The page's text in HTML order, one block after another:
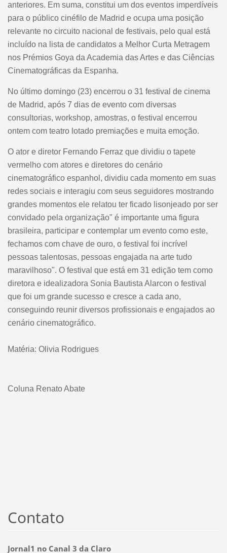
anteriores. Em suma, constitui um dos eventos imperdíveis
para o público cinéfilo de Madrid e ocupa uma posição
relevante no circuito nacional de festivais, pelo qual está
incluído na lista de candidatos a Melhor Curta Metragem
nos Prémios Goya da Academia das Artes e das Ciências
Cinematográficas da Espanha.
No último domingo (23) encerrou o 31 festival de cinema
de Madrid, após 7 dias de evento com diversas
consultorias, workshop, amostras, o festival encerrou
ontem com teatro lotado premiações e muita emoção.
O ator e diretor Fernando Ferraz que dividiu o tapete
vermelho com atores e diretores do cenário
cinematográfico espanhol, dividiu cada momento em suas
redes sociais e interagiu com seus seguidores mostrando
grandes momentos ele relatou ter ficado lisonjeado por ser
convidado pela organização" é importante uma figura
brasileira, participar e contemplar um evento como este,
fechamos com chave de ouro, o festival foi incrível
pessoas talentosas, pessoas engajada na arte tudo
maravilhoso". O festival que está em 31 edição tem como
diretora e idealizadora Sonia Bautista Alarcon o festival
que foi um grande sucesso e cresce a cada ano,
conseguindo reunir diversos profissionais e engajados ao
cenário cinematográfico.
Matéria: Olivia Rodrigues
Coluna Renato Abate
Contato
Jornal1 no Canal 3 da Claro